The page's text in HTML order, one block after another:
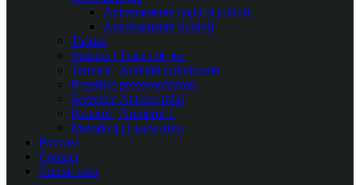
Antrenamente copii și juniori
Antrenamente Seniori
Tactică
Sisteme | Trasee de joc
Tehnică | Abilități individuale
Pregătire presezon/sezon
Secretele Antrenorului
Portarul | Numărul 1
Metodică | Leadership
Podcast
Contact
Contul meu